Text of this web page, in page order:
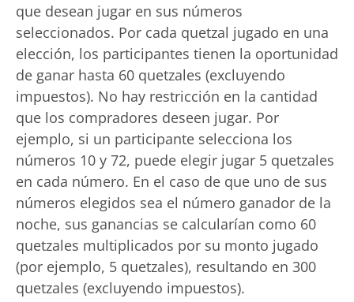
que desean jugar en sus números
seleccionados. Por cada quetzal jugado en una
elección, los participantes tienen la oportunidad
de ganar hasta 60 quetzales (excluyendo
impuestos). No hay restricción en la cantidad
que los compradores deseen jugar. Por
ejemplo, si un participante selecciona los
números 10 y 72, puede elegir jugar 5 quetzales
en cada número. En el caso de que uno de sus
números elegidos sea el número ganador de la
noche, sus ganancias se calcularían como 60
quetzales multiplicados por su monto jugado
(por ejemplo, 5 quetzales), resultando en 300
quetzales (excluyendo impuestos).